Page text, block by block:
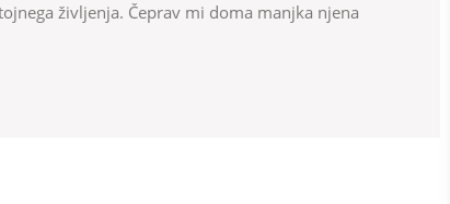
življenja. Čeprav mi doma manjka njena